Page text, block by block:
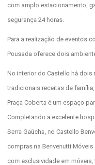
com amplo estacionamento,
segurança 24 horas.
Para a realização de eventos
Pousada oferece dois
No interior do Castello há dois
tradicionais receitas de família,
Praça Coberta é um espaço
Completando a excelente
Serra Gaúcha, no Castello
compras na Benvenutti
com exclusividade em móveis,